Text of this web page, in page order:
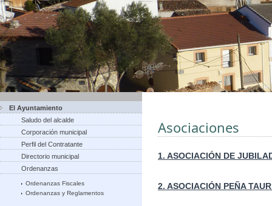
El Ayuntamiento
Saludo del alcalde
Corporación municipal
Perfil del Contratante
Directorio municipal
Ordenanzas
Ordenanzas Fiscales
Ordenanzas y Reglamentos
Asociaciones
1. ASOCIACIÓN DE
2. ASOCIACIÓN PEÑA